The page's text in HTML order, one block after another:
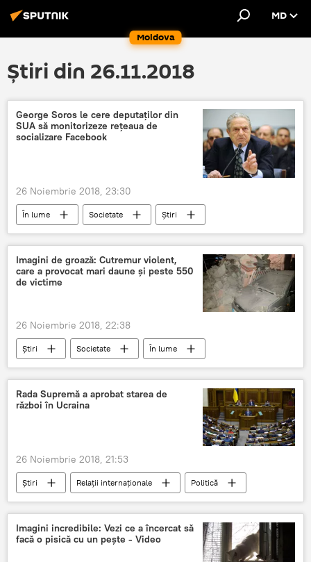
Moldova
MD
Știri din 26.11.2018
George Soros le cere deputaților din
SUA să monitorizeze reţeaua de
socializare Facebook
26 Noiembrie 2018, 23:30
În lume Societate Știri
Imagini de groază: Cutremur violent,
care a provocat mari daune și peste 550
de victime
26 Noiembrie 2018, 22:38
Știri Societate
În lume
Iran
cutremur
imagini
daune
victime
Rada Supremă a aprobat starea de
război în Ucraina
26 Noiembrie 2018, 21:53
Știri Relații internaționale Politică
Imagini incredibile: Vezi ce a încercat să
facă o pisică cu un pește - Video